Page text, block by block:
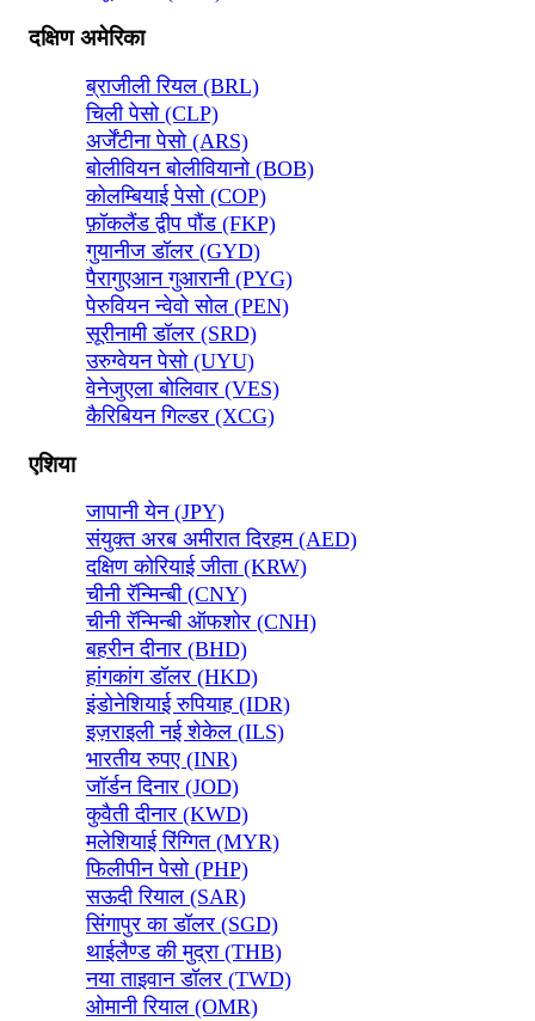
दक्षिण अमेरिका
ब्राजीली रियल (BRL)
चिली पेसो (CLP)
अर्जेंटीना पेसो (ARS)
बोलीवियन बोलीवियानो (BOB)
कोलम्बियाई पेसो (COP)
फ़ॉकलैंड द्वीप पौंड (FKP)
गुयानीज डॉलर (GYD)
पैरागुएआन गुआरानी (PYG)
पेरुवियन न्वेवो सोल (PEN)
सूरीनामी डॉलर (SRD)
उरुग्वेयन पेसो (UYU)
वेनेजुएला बोलिवार (VES)
कैरिबियन गिल्डर (XCG)
एशिया
जापानी येन (JPY)
संयुक्त अरब अमीरात दिरहम (AED)
दक्षिण कोरियाई जीता (KRW)
चीनी रॅन्मिन्बी (CNY)
चीनी रॅन्मिन्बी ऑफशोर (CNH)
बहरीन दीनार (BHD)
हांगकांग डॉलर (HKD)
इंडोनेशियाई रुपियाह (IDR)
इज़राइली नई शेकेल (ILS)
भारतीय रुपए (INR)
जॉर्डन दिनार (JOD)
कुवैती दीनार (KWD)
मलेशियाई रिंग्गित (MYR)
फिलीपीन पेसो (PHP)
सऊदी रियाल (SAR)
सिंगापुर का डॉलर (SGD)
थाईलैण्ड की मुद्रा (THB)
नया ताइवान डॉलर (TWD)
ओमानी रियाल (OMR)